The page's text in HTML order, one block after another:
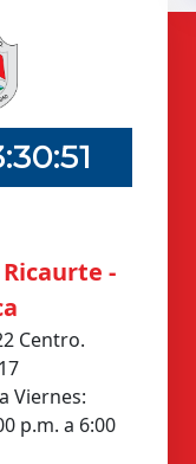
-
Centro.
Viernes:
p.m. a 6:00